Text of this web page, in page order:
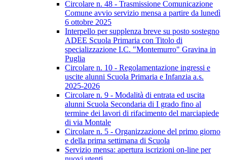
Circolare n. 48 - Trasmissione Comunicazione
Comune avvio servizio mensa a partire da lunedì
6 ottobre 2025
Interpello per supplenza breve su posto sostegno
ADEE Scuola Primaria con Titolo di
specializzazione I.C. "Montemurro" Gravina in
Puglia
Circolare n. 10 - Regolamentazione ingressi e
uscite alunni Scuola Primaria e Infanzia a.s.
2025-2026
Circolare n. 9 - Modalità di entrata ed uscita
alunni Scuola Secondaria di I grado fino al
termine dei lavori di rifacimento del marciapiede
di via Montale
Circolare n. 5 - Organizzazione del primo giorno
e della prima settimana di Scuola
Servizio mensa: apertura iscrizioni on-line per